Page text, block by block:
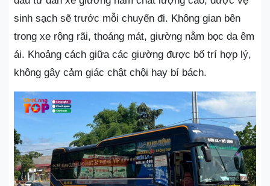
sinh sạch sẽ trước mỗi chuyến đi. Không gian bên
trong xe rộng rãi, thoáng mát, giường nằm bọc da êm
ái. Khoảng cách giữa các giường được bố trí hợp lý,
không gây cảm giác chật chội hay bí bách.